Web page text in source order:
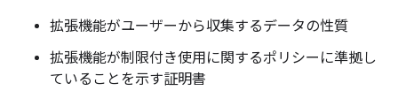
拡張機能がユーザーから収集するデータの性質
拡張機能が制限付き使用に関するポリシーに準拠し
ていることを示す証明書